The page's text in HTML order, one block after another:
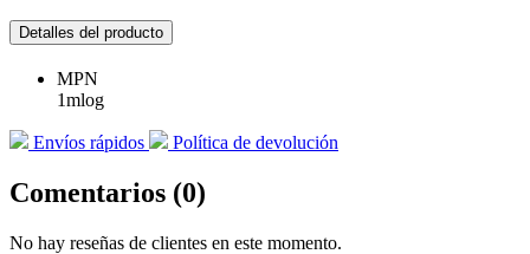
Detalles del producto
MPN
1mlog
Envíos rápidos Política de devolución
Comentarios (0)
No hay reseñas de clientes en este momento.